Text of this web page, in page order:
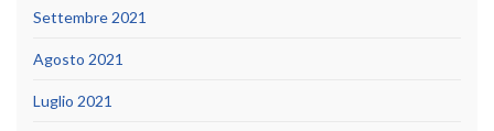
Settembre 2021
Agosto 2021
Luglio 2021